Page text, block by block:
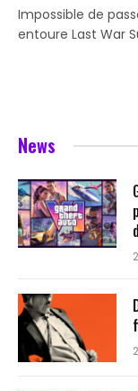
Impossible de
entoure Last War
News